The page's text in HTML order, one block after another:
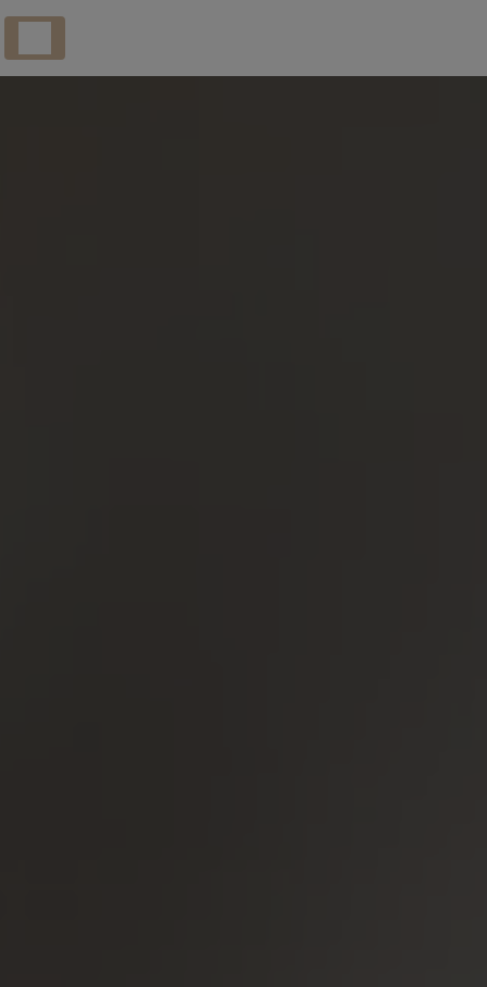
Panneau de gestion des cookies